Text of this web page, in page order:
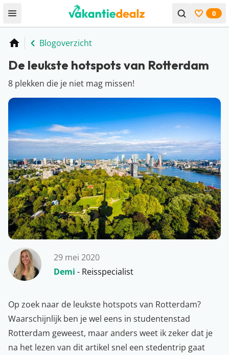
Open menu Bekijk
0
Home
Blogoverzicht
De leukste hotspots van Rotterdam
8 plekken die je niet mag missen!
29 mei 2020
Demi - Reisspecialist
Op zoek naar de leukste hotspots van Rotterdam?
Waarschijnlijk ben je wel eens in studentenstad
Rotterdam geweest, maar anders weet ik zeker dat je
na het lezen van dit artikel snel een stedentrip gaat